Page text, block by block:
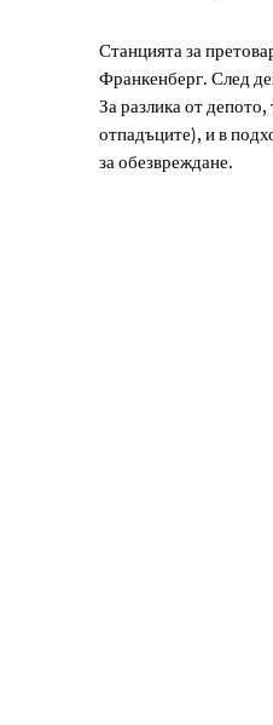
претоварване
Станцията за
Франкенберг. След
За разлика от
отпадъците), и в
за обезвреждане.